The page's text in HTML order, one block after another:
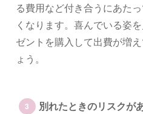
る費用など付き合うにあた
くなります。喜んでいる姿
ゼントを購入して出費が増
ょう。
別れたときのリスクが